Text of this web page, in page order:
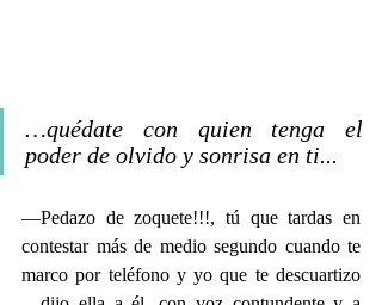
…quédate con quien tenga el
poder de olvido y sonrisa en ti...
—Pedazo de zoquete!!!, tú que tardas en
contestar más de medio segundo cuando te
marco por teléfono y yo que te descuartizo